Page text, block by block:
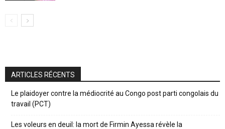
ARTICLES RÉCENTS
Le plaidoyer contre la médiocrité au Congo post parti congolais du
travail (PCT)
Les voleurs en deuil: la mort de Firmin Ayessa révèle la